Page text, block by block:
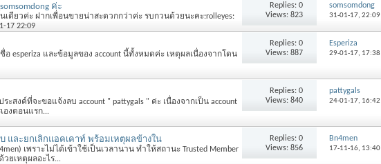
ค่ะ
เดียวค่ะ ฝากเพื่อนขายน่าสะดวกกว่าค่ะ รบกวนด้วยนะคะ:rolleyes:
17 22:09
Replies: 0
Views: 823
somsomdong
31-01-17, 22:09
อ esperiza และข้อมูลของ account นี้ทั้งหมดค่ะ เหตุผลเนื่องจากโดน
Replies: 0
Views: 887
Esperiza
29-01-17, 17:38
ะสงค์ที่จะขอแจ้งลบ account " pattygals " ค่ะ เนื่องจากเป็น account
งตอนแรก...
Replies: 0
Views: 840
pattygals
24-01-17, 16:42
และยกเลิกแอคเคาท์ พร้อมเหตุผลข้างใน
เพราะไม่ได้เข้าใช้เป็นเวลานาน ทำให้สถานะ Trusted Member
ยเหตุผลอะไร...
Replies: 0
Views: 856
Bn4men
17-11-16, 13:40